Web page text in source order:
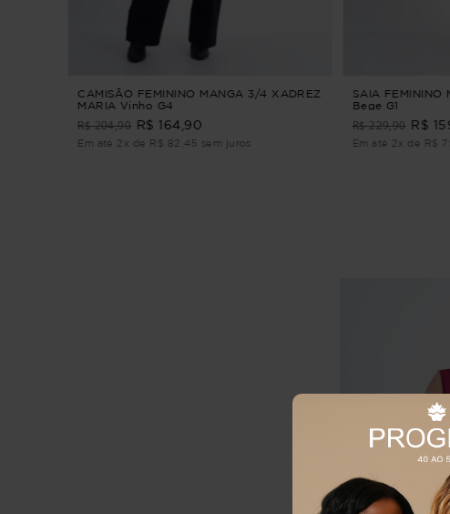
CAMISÃO FEMININO MANGA 3/4 XADREZ
MARIA Vinho G4
R$ 204,90 R$ 164,90
Em até 2x de R$ 82,45 sem juros
SAIA FEMININO
Bege G1
R$ 229,90 R$
Em até 2x de R$